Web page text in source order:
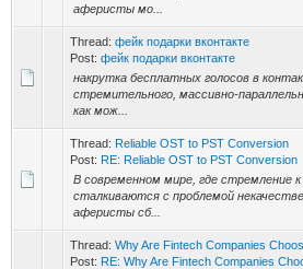
аферисты мо...
Thread: фейк подарки вконтакте
Post: фейк подарки вконтакте
накрутка бесплатных голосов в
стремительного, массивно-
как мож...
Thread: Reliable OST to PST Conversion
Post: RE: Reliable OST to PST Conversion
В современном мире, где
сталкиваются с проблемой
аферисты сб...
Thread: Why Are Fintech Companies
Post: RE: Why Are Fintech Companies